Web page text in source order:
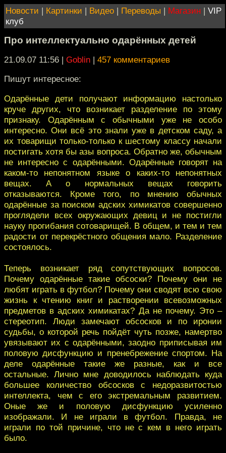
Новости | Картинки | Видео | Переводы | Магазин | VIP
клуб
Про интеллектуально одарённых детей
21.09.07 11:56 | Goblin | 457 комментариев
Пишут интересное:
Одарённые дети получают информацию настолько
круче других, что возникает разделение по этому
признаку. Одарённым с обычными уже не особо
интересно. Они всё это знали уже в детском саду, а
их товарищи только-только к шестому классу начали
постигать хотя бы азы вопроса. Обратно же, обычным
не интересно с одарёнными. Одарённые говорят на
каком-то непонятном языке о каких-то непонятных
вещах. А о нормальных вещах говорить
отказываются. Кроме того, по мнению обычных
одарённые за поиском адских химикатов совершенно
проглядели всех окружающих девиц и не постигли
науку прогибания сотоварищей. В общем, и тем и тем
радости от перекрёстного общения мало. Разделение
состоялось.
Теперь возникает ряд сопутствующих вопросов.
Почему одарённые такие обсоски? Почему они не
любят играть в футбол? Почему они сводят всю свою
жизнь к чтению книг и растворении всевозможных
предметов в адских химикатах? Да не почему. Это –
стереотип. Люди замечают обсосков и по иронии
судьбы, о которой речь пойдёт чуть позже, намертво
увязывают их с одарёнными, заодно приписывая им
половую дисфункцию и пренебрежение спортом. На
деле одарённые такие же разные, как и все
остальные. Лично мне доводилось наблюдать куда
большее количество обсосков с недоразвитостью
интеллекта, чем с его экстремальным развитием.
Оные же и половую дисфункцию усиленно
изображали. И не играли в футбол. Правда, не
играли по той причине, что не с кем в него играть
было.